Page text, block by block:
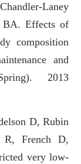
Laney
BA. Effects of
composition
and
2013
D, Rubin
R, French D,
very low-